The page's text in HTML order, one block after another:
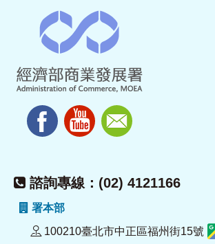
諮詢專線：(02) 4121166
署本部
100210臺北市中正區福州街15號